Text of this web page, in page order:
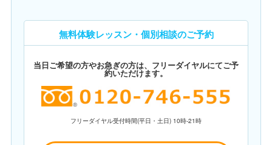
無料体験レッスン・個別相談のご予約
当日ご希望の方やお急ぎの方は、フリーダイヤルにてご予
約いただけます。
フリーダイヤル受付時間(平日・土日) 10時-21時